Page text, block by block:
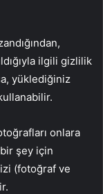
ilgili gizlilik
yüklediğiniz
onlara
şey için
(fotoğraf ve